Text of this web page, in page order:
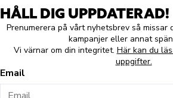
HÅLL DIG UPPDATERAD!
Prenumerera på vårt nyhetsbrev så missar
kampanjer eller annat
Vi värnar om din integritet. Här kan du
uppgifter.
Email